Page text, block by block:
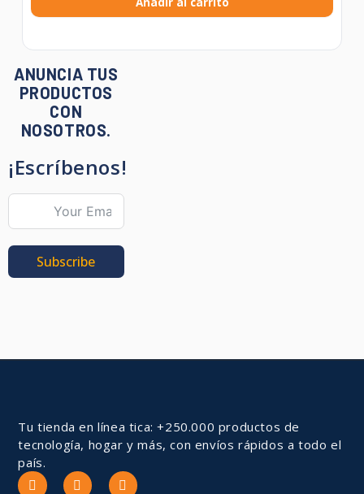
ANUNCIA TUS
PRODUCTOS
CON
NOSOTROS.
¡Escríbenos!
Subscribe
Tu tienda en línea tica: +250.000 productos de
tecnología, hogar y más, con envíos rápidos a todo el
país.